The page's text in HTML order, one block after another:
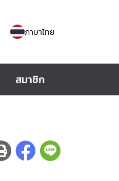
ภาษาไทย
สมาชิก